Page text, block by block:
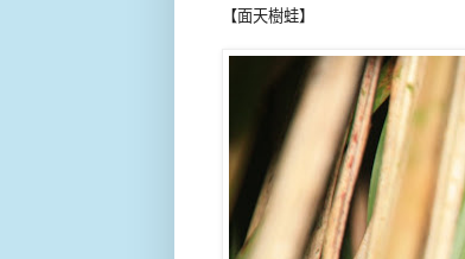
【面天樹蛙】